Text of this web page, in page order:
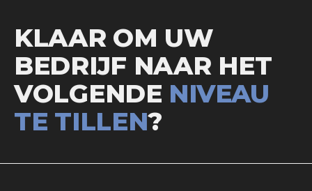
KLAAR OM UW
BEDRIJF NAAR HET
VOLGENDE NIVEAU
TE TILLEN?